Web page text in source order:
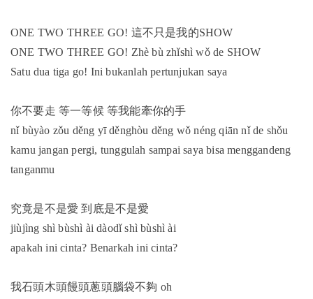
ONE TWO THREE GO! 這不只是我的SHOW
ONE TWO THREE GO! Zhè bù zhǐshì wǒ de SHOW
Satu dua tiga go! Ini bukanlah pertunjukan saya
你不要走 等一等候 等我能牽你的手
nǐ bùyào zǒu děng yī děnghòu děng wǒ néng qiān nǐ de shǒu
kamu jangan pergi, tunggulah sampai saya bisa menggandeng
tanganmu
究竟是不是愛 到底是不是愛
jiùjìng shì bùshì ài dàodǐ shì bùshì ài
apakah ini cinta? Benarkah ini cinta?
我石頭木頭饅頭蔥頭腦袋不夠 oh